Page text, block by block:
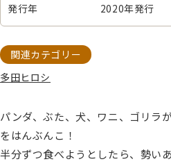
発行年 2020年発行
関連カテゴリー
多田ヒロシ
パンダ、ぶた、犬、ワニ、ゴリラ
をはんぶんこ！
半分ずつ食べようとしたら、勢い